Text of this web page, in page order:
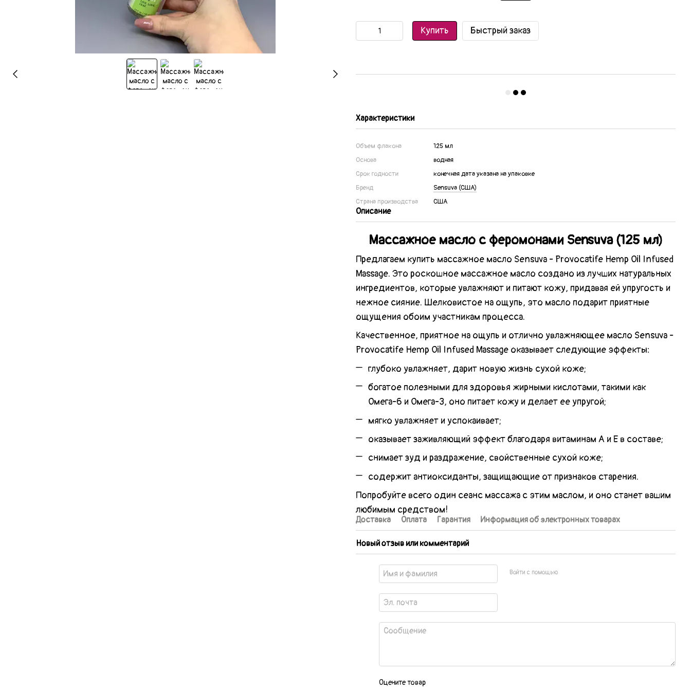
Купить Быстрый заказ
Характеристики
Объем флакона
125 мл
Основа
водная
Срок годности
конечная дата указана на упаковке
Бренд
Sensuva (США)
Страна производства
США
Описание
Массажное масло с феромонами Sensuva (125 мл)
Предлагаем купить массажное масло Sensuva - Provocatife Hemp Oil Infused
Massage. Это роскошное массажное масло создано из лучших натуральных
ингредиентов, которые увлажняют и питают кожу, придавая ей упругость и
нежное сияние. Шелковистое на ощупь, это масло подарит приятные
ощущения обоим участникам процесса.
Качественное, приятное на ощупь и отлично увлажняющее масло Sensuva -
Provocatife Hemp Oil Infused Massage оказывает следующие эффекты:
глубоко увлажняет, дарит новую жизнь сухой коже;
богатое полезными для здоровья жирными кислотами, такими как
Омега-6 и Омега-3, оно питает кожу и делает ее упругой;
мягко увлажняет и успокаивает;
оказывает заживляющий эффект благодаря витаминам А и Е в составе;
снимает зуд и раздражение, свойственные сухой коже;
содержит антиоксиданты, защищающие от признаков старения.
Попробуйте всего один сеанс массажа с этим маслом, и оно станет вашим
любимым средством!
Доставка Оплата Гарантия Информация об электронных товарах
Новый отзыв или комментарий
Войти с помощью
Оцените товар